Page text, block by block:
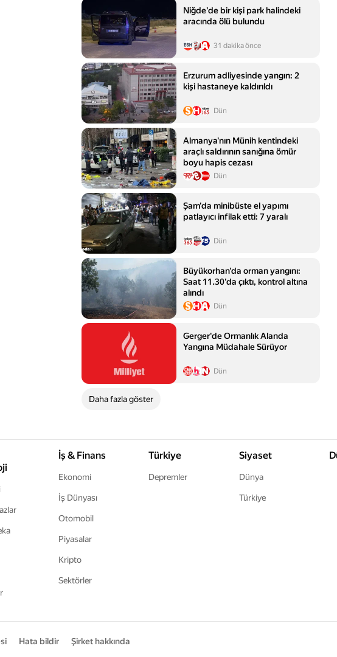
Niğde'de bir kişi park halindeki
aracında ölü bulundu
31 dakika önce
Erzurum adliyesinde yangın: 2
kişi hastaneye kaldırıldı
Dün
Almanya'nın Münih kentindeki
araçlı saldırının sanığına ömür
boyu hapis cezası
Dün
Şam'da minibüste el yapımı
patlayıcı infilak etti: 7 yaralı
Dün
Büyükorhan'da orman yangını:
Saat 11.30'da çıktı, kontrol altına
alındı
Dün
Gerger'de Ormanlık Alanda
Yangına Müdahale Sürüyor
Dün
Daha fazla göster
İş & Finans
Ekonomi
İş Dünyası
Otomobil
Piyasalar
Kripto
Sektörler
Türkiye
Depremler
Siyaset
Dünya
Türkiye
Hata bildir Şirket hakkında